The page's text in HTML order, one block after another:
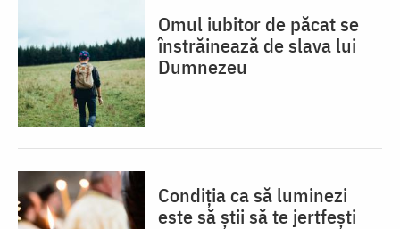
Omul iubitor de păcat se
înstrăinează de slava lui
Dumnezeu
Condiția ca să luminezi
este să știi să te jertfești